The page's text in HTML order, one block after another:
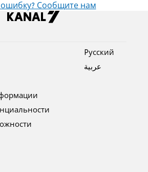
Сообщите нам
Pусский
عربية